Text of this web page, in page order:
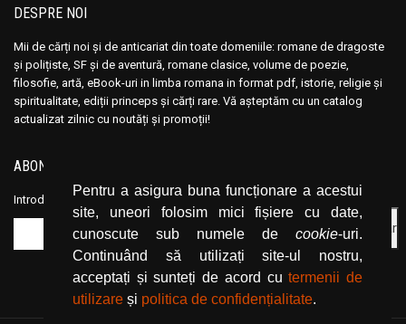
Pentru a asigura buna funcționare a acestui
site, uneori folosim mici fișiere cu date,
cunoscute sub numele de cookie-uri.
Continuând să utilizați site-ul nostru,
acceptați și sunteți de acord cutermenii de
utilizare și politica de confidențialitate.
DESPRE NOI
Mii de cărți noi și de anticariat din toate domeniile: romane de dragoste
și polițiste, SF și de aventură, romane clasice, volume de poezie,
filosofie, artă, eBook-uri in limba romana in format pdf, istorie, religie și
spiritualitate, ediții princeps și cărți rare. Vă așteptăm cu un catalog
actualizat zilnic cu noutăți și promoții!
ABONEAZĂ-TE LA NEWSLETTER
Introduceți adresa dvs. de email și dați click pe butonul de abonare.